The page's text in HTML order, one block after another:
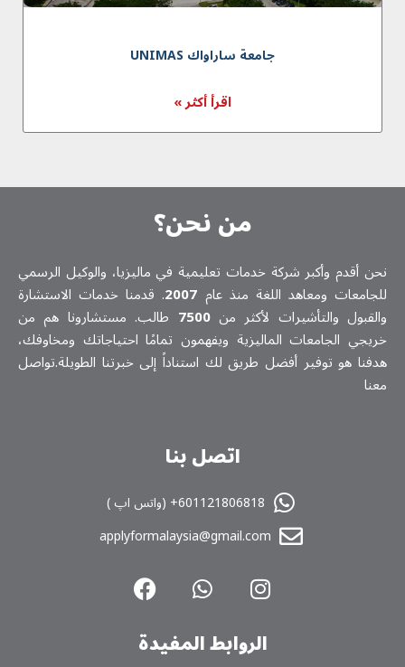
جامعة ساراواك UNIMAS
اقرأ أكثر »
من نحن؟
نحن أقدم وأكبر شركة خدمات تعلیمیة في ماليزيا، والوكيل الرسمي
للجامعات ومعاهد اللغة منذ عام 2007. قدمنا خدمات الاستشارة
والقبول والتأشيرات لأكثر من7500 طالب. مستشارونا هم من
خريجي الجامعات الماليزية ويفهمون تمامًا احتياجاتك ومخاوفك،
هدفنا هو توفير أفضل طريق لك استناداً إلى خبرتنا الطويلة.تواصل
معنا
اتصل بنا
601121806818+ (واتس اپ )
applyformalaysia@gmail.com
الروابط المفیدة